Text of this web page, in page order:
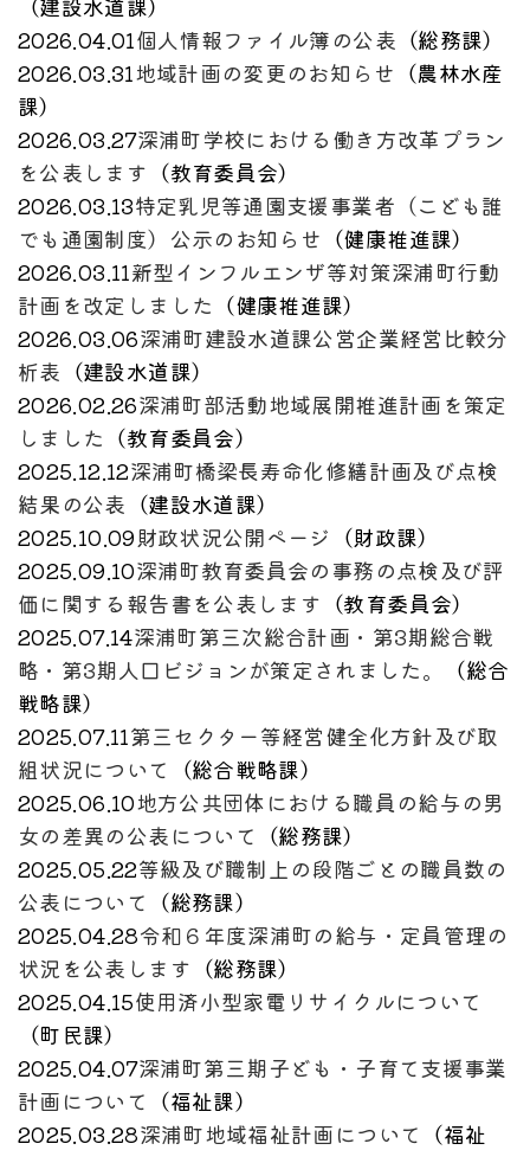
2026.04.01個人情報ファイル簿の公表 （総務課）
2026.03.31地域計画の変更のお知らせ （農林水産
課）
2026.03.27深浦町学校における働き方改革プラン
を公表します （教育委員会）
2026.03.13特定乳児等通園支援事業者（こども誰
でも通園制度）公示のお知らせ （健康推進課）
2026.03.11新型インフルエンザ等対策深浦町行動
計画を改定しました （健康推進課）
2026.03.06深浦町建設水道課公営企業経営比較分
析表 （建設水道課）
2026.02.26深浦町部活動地域展開推進計画を策定
しました （教育委員会）
2025.12.12深浦町橋梁長寿命化修繕計画及び点検
結果の公表 （建設水道課）
2025.10.09財政状況公開ページ （財政課）
2025.09.10深浦町教育委員会の事務の点検及び評
価に関する報告書を公表します （教育委員会）
2025.07.14深浦町第三次総合計画・第3期総合戦
略・第3期人口ビジョンが策定されました。
（総合
戦略課）
2025.07.11第三セクター等経営健全化方針及び取
組状況について
（総合戦略課）
2025.06.10地方公共団体における職員の給与の男
女の差異の公表について （総務課）
2025.05.22等級及び職制上の段階ごとの職員数の
公表について （総務課）
2025.04.28令和６年度深浦町の給与・定員管理の
状況を公表します （総務課）
2025.04.15使用済小型家電リサイクルについて
（町民課）
2025.04.07深浦町第三期子ども・子育て支援事業
計画について （福祉課）
2025.03.28深浦町地域福祉計画について （福祉